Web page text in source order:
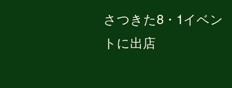
さつきた8・1イベン
トに出店